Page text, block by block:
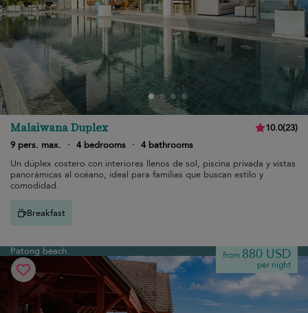
Malaiwana Duplex 10.0(23)
9 pers. max.
· 4 bedrooms · 4 bathrooms
Un dúplex costero con interiores llenos de sol, piscina privada y vistas
panorámicas al océano, ideal para familias que buscan estilo y
comodidad.
Breakfast
Patong beach from 880 USD
per night